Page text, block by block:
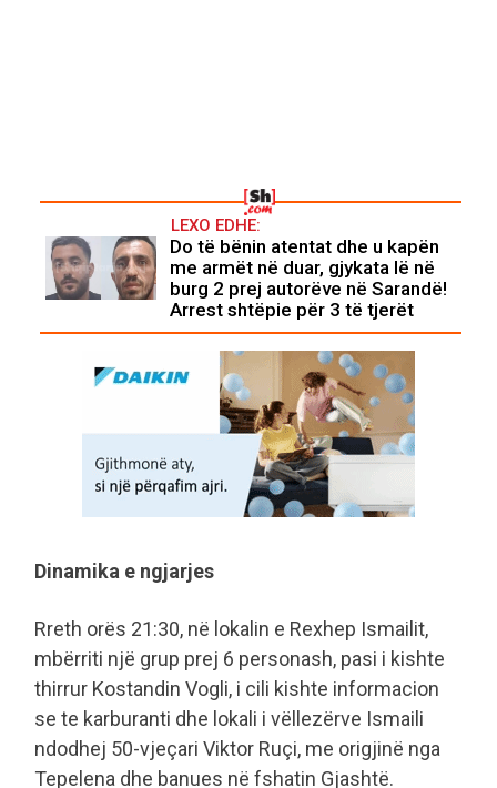
LEXO EDHE:
Do të bënin atentat dhe u kapën
me armët në duar, gjykata lë në
burg 2 prej autorëve në Sarandë!
Arrest shtëpie për 3 të tjerët
Dinamika e ngjarjes
Rreth orës 21:30, në lokalin e Rexhep Ismailit,
mbërriti një grup prej 6 personash, pasi i kishte
thirrur Kostandin Vogli, i cili kishte informacion
se te karburanti dhe lokali i vëllezërve Ismaili
ndodhej 50-vjeçari Viktor Ruçi, me origjinë nga
Tepelena dhe banues në fshatin Gjashtë.